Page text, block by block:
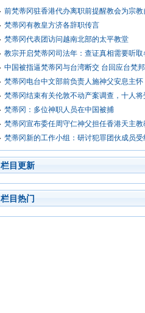
前梵蒂冈驻香港代办离职前提醒教会为宗教
梵蒂冈有教皇方济各辞职传言
梵蒂冈代表团访问越南北部的太平教堂
教宗开启梵蒂冈司法年：查证真相需要听取
中国被指逼梵蒂冈与台湾断交 台回应台梵邦
梵蒂冈电台中文部前负责人施神父安息主怀
梵蒂冈结束有关伦敦不动产案调查，十人将
梵蒂冈：多位神职人员在中国被捕
梵蒂冈宣布委任周守仁神父担任香港天主教
梵蒂冈新的工作小组：研讨犯罪团伙成员受
栏目更新
栏目热门